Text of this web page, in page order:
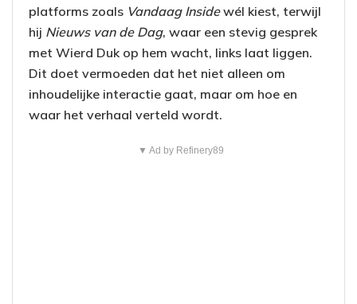
platforms zoals Vandaag Insidewél kiest, terwijl
hij Nieuws van de Dag, waar een stevig gesprek
met Wierd Duk op hem wacht, links laat liggen.
Dit doet vermoeden dat het niet alleen om
inhoudelijke interactie gaat, maar om hoe en
waar het verhaal verteld wordt.
▼ Ad by Refinery89